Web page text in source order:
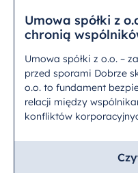
Umowa spółki z
chronią
Umowa spółki z o.o. –
przed sporami Dobrze
o.o. to fundament
relacji między
konfliktów